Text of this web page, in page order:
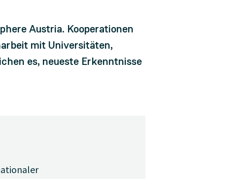
Austria. Kooperationen
mit Universitäten,
es, neueste Erkenntnisse